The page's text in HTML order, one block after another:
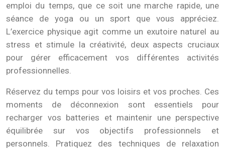
emploi du temps, que ce soit une marche rapide, une
séance de yoga ou un sport que vous appréciez.
L’exercice physique agit comme un exutoire naturel au
stress et stimule la créativité, deux aspects cruciaux
pour gérer efficacement vos différentes activités
professionnelles.
Réservez du temps pour vos loisirs et vos proches. Ces
moments de déconnexion sont essentiels pour
recharger vos batteries et maintenir une perspective
équilibrée sur vos objectifs professionnels et
personnels. Pratiquez des techniques de relaxation